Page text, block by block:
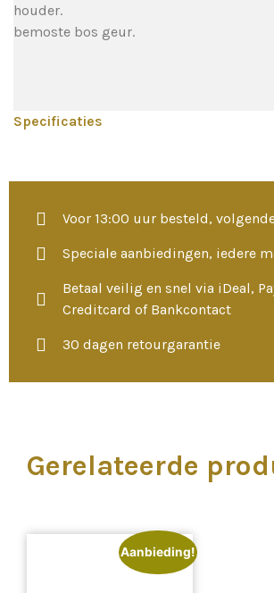
houder.
bemoste bos geur.
Specificaties
Voor 13:00 uur besteld,
Speciale aanbiedingen, iedere
Betaal veilig en snel via iDeal,
Creditcard of Bankcontact
30 dagen retourgarantie
Gerelateerde
Aanbieding!